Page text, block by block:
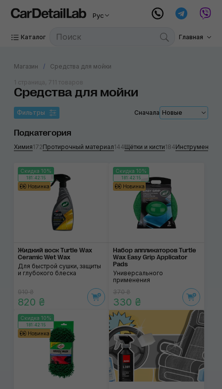
Рус
Каталог Главная
Магазин Средства для мойки
Средства для мойки
1 страница, 711 товаров
Фильтры Сначала Новые
Подкатегория
Химия172Протирочный материал144Щётки и кисти184Инструменты
Скидка 10%
181:42:14
Новинка
Жидкий воск Turtle Wax
Ceramic Wet Wax
Для быстрой сушки, защиты
и глубокого блеска
910 ₴
820 ₴
Скидка 10%
181:42:14
Новинка
Набор аппликаторов Turtle
Wax Easy Grip Applicator
Pads
Универсального
применения
370 ₴
330 ₴
Скидка 10%
181:42:14
Новинка